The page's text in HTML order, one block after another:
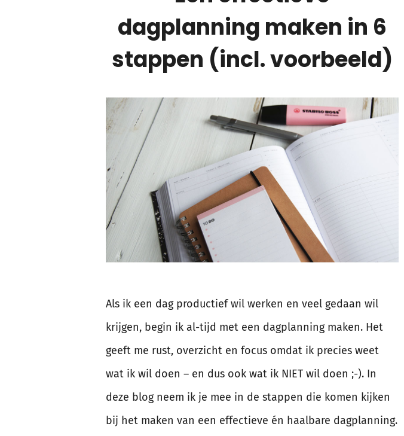
dagplanning maken in 6
stappen (incl. voorbeeld)
Als ik een dag productief wil werken en veel gedaan wil
krijgen, begin ik al-tijd met een dagplanning maken. Het
geeft me rust, overzicht en focus omdat ik precies weet
wat ik wil doen – en dus ook wat ik NIET wil doen ;-). In
deze blog neem ik je mee in de stappen die komen kijken
bij het maken van een effectieve én haalbare dagplanning.